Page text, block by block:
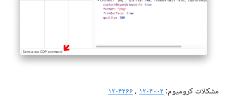
مشکلات کرومیوم: ۱۲۰۴۰۰۴ ، ۱۲۰۴۴۶۶